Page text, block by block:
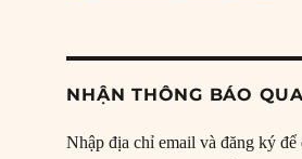
NHẬN THÔNG BÁO
Nhập địa chỉ email và đăng ký để